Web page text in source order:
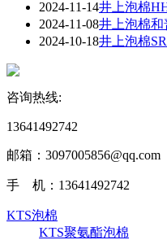
2024-11-14井上泡棉
2024-11-08井上泡棉
2024-10-18井上泡棉
咨询热线:
13641492742
邮箱：3097005856@qq.com‬
手 机：13641492742
KTS泡棉
KTS聚氨酯泡棉